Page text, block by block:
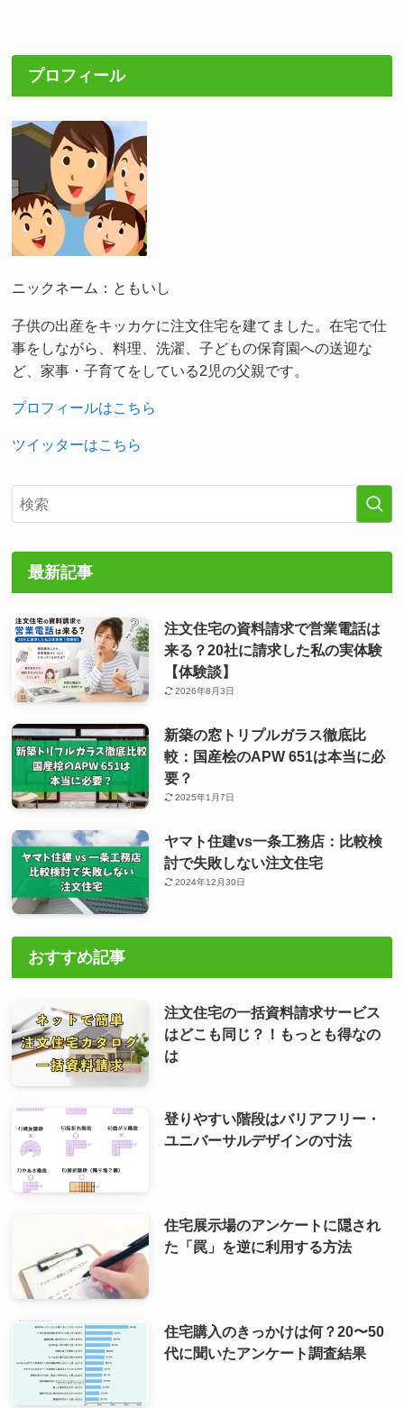
プロフィール
ニックネーム：ともいし
子供の出産をキッカケに注文住宅を建てました。在宅で仕
事をしながら、料理、洗濯、子どもの保育園への送迎な
ど、家事・子育てをしている2児の父親です。
プロフィールはこちら
ツイッターはこちら
最新記事
注文住宅の資料請求で営業電話は
来る？20社に請求した私の実体験
【体験談】
2026年8月3日
新築の窓トリプルガラス徹底比
較：国産桧のAPW 651は本当に必
要？
2025年1月7日
ヤマト住建vs一条工務店：比較検
討で失敗しない注文住宅
2024年12月30日
おすすめ記事
注文住宅の一括資料請求サービス
はどこも同じ？！もっとも得なの
は
登りやすい階段はバリアフリー・
ユニバーサルデザインの寸法
住宅展示場のアンケートに隠され
た「罠」を逆に利用する方法
住宅購入のきっかけは何？20〜50
代に聞いたアンケート調査結果